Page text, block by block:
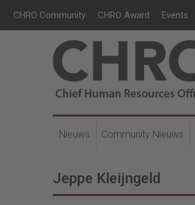
CHRO Community CHRO Award Events
Nieuws Community Nieuws
Jeppe Kleijngeld